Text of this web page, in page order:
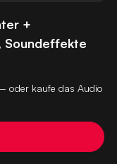
+
Soundeffekte
oder kaufe das Audio